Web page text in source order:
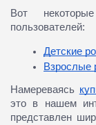
Вот
пользователей:
Детские
Взрослые
Намереваясь
это в нашем
представлен